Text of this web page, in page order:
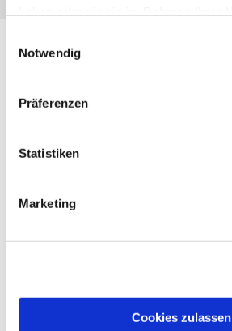
Notwendig
Präferenzen
Statistiken
Marketing
Cookies zulassen